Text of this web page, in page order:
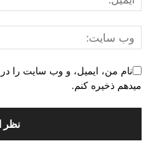
نام من، ایمیل، و وب سایت را
میدهم ذخیره کنم.